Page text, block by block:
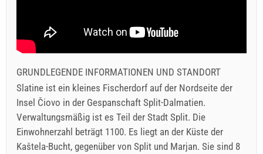
GRUNDLEGENDE INFORMATIONEN UND STANDORT
Slatine ist ein kleines Fischerdorf auf der Nordseite der
Insel Čiovo in der Gespanschaft Split-Dalmatien.
Verwaltungsmäßig ist es Teil der Stadt Split. Die
Einwohnerzahl beträgt 1100. Es liegt an der Küste der
Kaštela-Bucht, gegenüber von Split und Marjan. Sie sind 8